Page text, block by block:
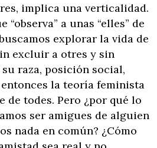
implica una verticalidad.
“observa” a unas “elles” de
explorar la vida de
excluir a otres y sin
raza, posición social,
la teoría feminista
de todes. Pero ¿por qué lo
ser amigues de alguien
nada en común? ¿Cómo